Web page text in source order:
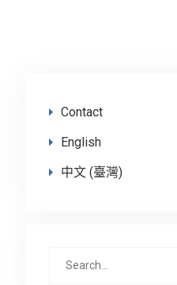
Contact
English
中文 (臺灣)